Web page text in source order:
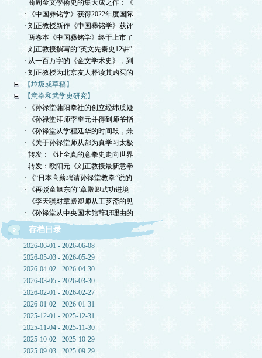
· 商周金文學術史的集大成之作：《
· 《中国彝铭学》获得2022年度国际
· 刘正教授新作《中国彝铭学》获评
· 两卷本《中国彝铭学》终于上市了
· 刘正教授撰写的“英文先秦史12讲”
· 从一百万字的《金文学术史》，到
· 刘正教授为北京友人释读其购买的
【垃圾或草稿】
【意拳和武学史研究】
· 《孙禄堂蒲阳拳社的创立经纬质疑
· 《孙禄堂拜师李奎元并得到师爷指
· 《孙禄堂从学程廷华的时间段，兼
· 《关于孙禄堂师从郝为真学习太极
· 转发：《让全真的意拳史走向世界
· 转发：欧阳元《刘正教授最新意拳
· 《“日本高薪聘请孙禄堂教拳”说的
· 《再驳童旭东的“章殿卿武功进境
· 《李天骥对章殿卿师从王芗斋的见
· 《孙禄堂从中央国术館辞职理由的
存档目录
2026-06-01 - 2026-06-08
2026-05-03 - 2026-05-29
2026-04-02 - 2026-04-30
2026-03-05 - 2026-03-30
2026-02-01 - 2026-02-27
2026-01-02 - 2026-01-31
2025-12-01 - 2025-12-31
2025-11-04 - 2025-11-30
2025-10-02 - 2025-10-29
2025-09-03 - 2025-09-29